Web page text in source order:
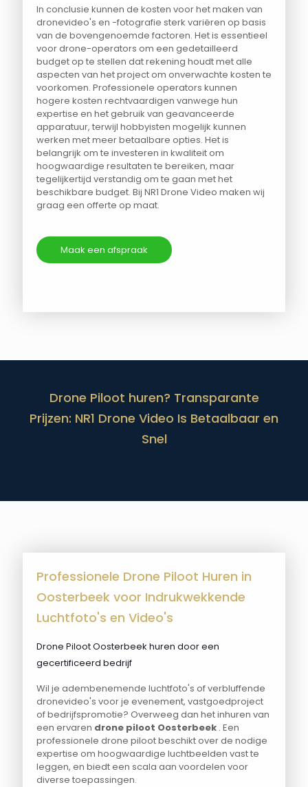
In conclusie kunnen de kosten voor het maken van
dronevideo's en -fotografie sterk variëren op basis
van de bovengenoemde factoren. Het is essentieel
voor drone-operators om een gedetailleerd
budget op te stellen dat rekening houdt met alle
aspecten van het project om onverwachte kosten te
voorkomen. Professionele operators kunnen
hogere kosten rechtvaardigen vanwege hun
expertise en het gebruik van geavanceerde
apparatuur, terwijl hobbyisten mogelijk kunnen
werken met meer betaalbare opties. Het is
belangrijk om te investeren in kwaliteit om
hoogwaardige resultaten te bereiken, maar
tegelijkertijd verstandig om te gaan met het
beschikbare budget. Bij NR1 Drone Video maken wij
graag een offerte op maat.
Maak een afspraak
Drone Piloot huren? Transparante
Prijzen: NR1 Drone Video Is Betaalbaar en
Snel
Professionele Drone Piloot Huren in
Oosterbeek voor Indrukwekkende
Luchtfoto's en Video's
Drone Piloot Oosterbeek huren door een
gecertificeerd bedrijf
Wil je adembenemende luchtfoto's of verbluffende
dronevideo's voor je evenement, vastgoedproject
of bedrijfspromotie? Overweeg dan het inhuren van
een ervaren drone piloot Oosterbeek . Een
professionele drone piloot beschikt over de nodige
expertise om hoogwaardige luchtbeelden vast te
leggen, en biedt een scala aan voordelen voor
diverse toepassingen.